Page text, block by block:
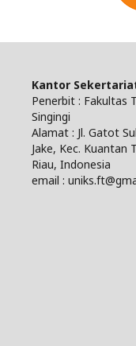
Kantor
Penerbit : Fakultas
Singingi
Alamat : Jl. Gatot
Jake, Kec. Kuantan
Riau, Indonesia
email :